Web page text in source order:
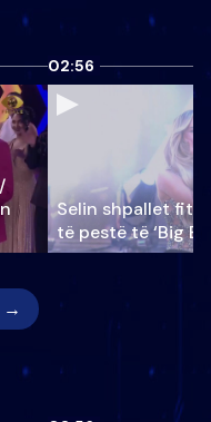
02:56
Selin shpallet
të pestë të ‘Big
→